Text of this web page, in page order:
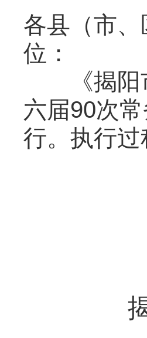
各县（市
位：
《揭阳市
六届90次
行。执行